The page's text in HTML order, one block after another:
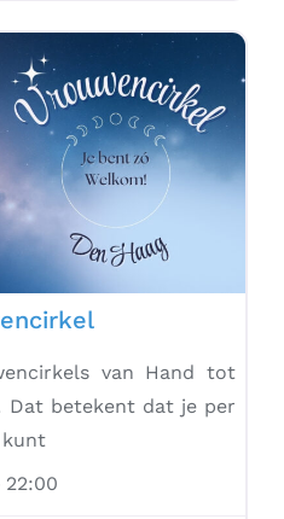
van Hand tot
Dat betekent dat je per
kunt
22:00